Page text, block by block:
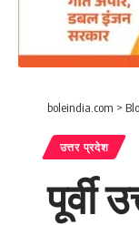
boleindia.com >
उत्तर प्रदेश
पूर्वी